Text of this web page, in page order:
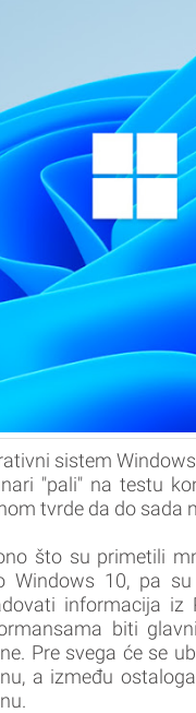
sistem
"pali" na testu
tvrde da do sada
što su primetili
Windows 10, pa
informacija iz
biti
Pre svega će se
a između